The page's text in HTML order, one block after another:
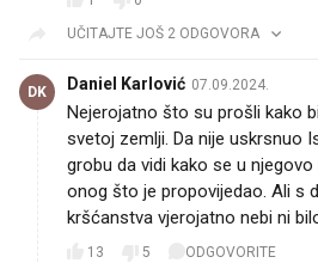
UČITAJTE JOŠ 2 ODGOVORA
DK Daniel Karlović 07.09.2024.
Nejerojatno što su prošli kako
svetoj zemlji. Da nije uskrsnuo
grobu da vidi kako se u
onog što je propovijedao. Ali s
kršćanstva vjerojatno nebi ni
13 5 ODGOVORITE